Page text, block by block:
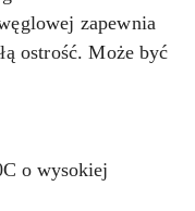
zapewnia
ostrość. Może być
o wysokiej